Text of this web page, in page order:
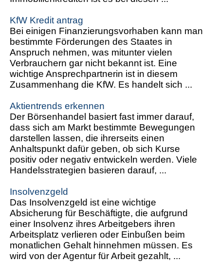
KfW Kredit antrag
Bei einigen Finanzierungsvorhaben kann man
bestimmte Förderungen des Staates in
Anspruch nehmen, was mitunter vielen
Verbrauchern gar nicht bekannt ist. Eine
wichtige Ansprechpartnerin ist in diesem
Zusammenhang die KfW. Es handelt sich ...
Aktientrends erkennen
Der Börsenhandel basiert fast immer darauf,
dass sich am Markt bestimmte Bewegungen
darstellen lassen, die ihrerseits einen
Anhaltspunkt dafür geben, ob sich Kurse
positiv oder negativ entwickeln werden. Viele
Handelsstrategien basieren darauf, ...
Insolvenzgeld
Das Insolvenzgeld ist eine wichtige
Absicherung für Beschäftigte, die aufgrund
einer Insolvenz ihres Arbeitgebers ihren
Arbeitsplatz verlieren oder Einbußen beim
monatlichen Gehalt hinnehmen müssen. Es
wird von der Agentur für Arbeit gezahlt, ...